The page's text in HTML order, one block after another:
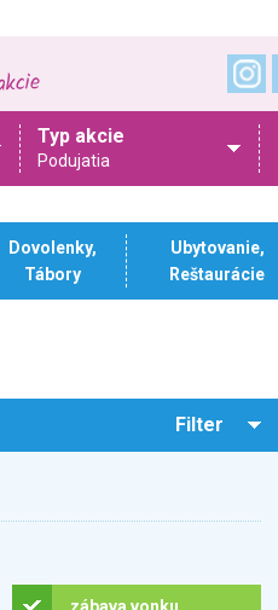
Typ akcie
Podujatia
Dovolenky,
Tábory
Ubytovanie,
Reštaurácie
Filter